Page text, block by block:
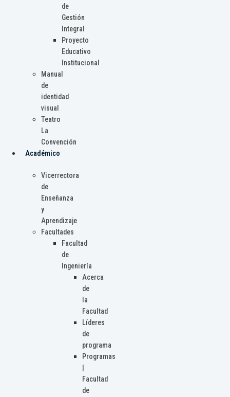
de
Gestión
Integral
Proyecto
Educativo
Institucional
Manual
de
identidad
visual
Teatro
La
Convención
Académico
Vicerrectora
de
Enseñanza
y
Aprendizaje
Facultades
Facultad
de
Ingeniería
Acerca
de
la
Facultad
Líderes
de
programa
Programas
Facultad
de